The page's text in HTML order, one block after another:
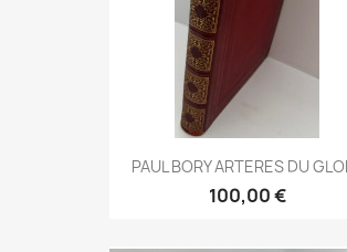
PAUL BORY ARTERES DU
100,00 €